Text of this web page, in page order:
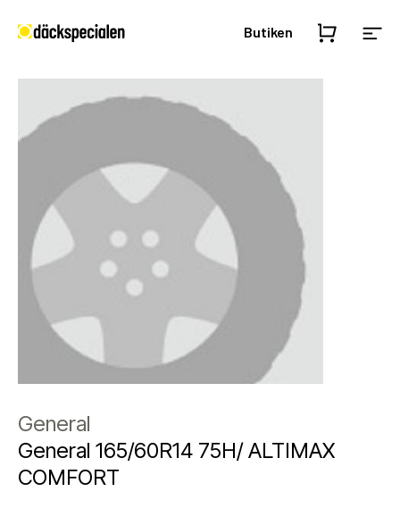
Butiken
General
General 165/60R14 75H/ ALTIMAX
COMFORT